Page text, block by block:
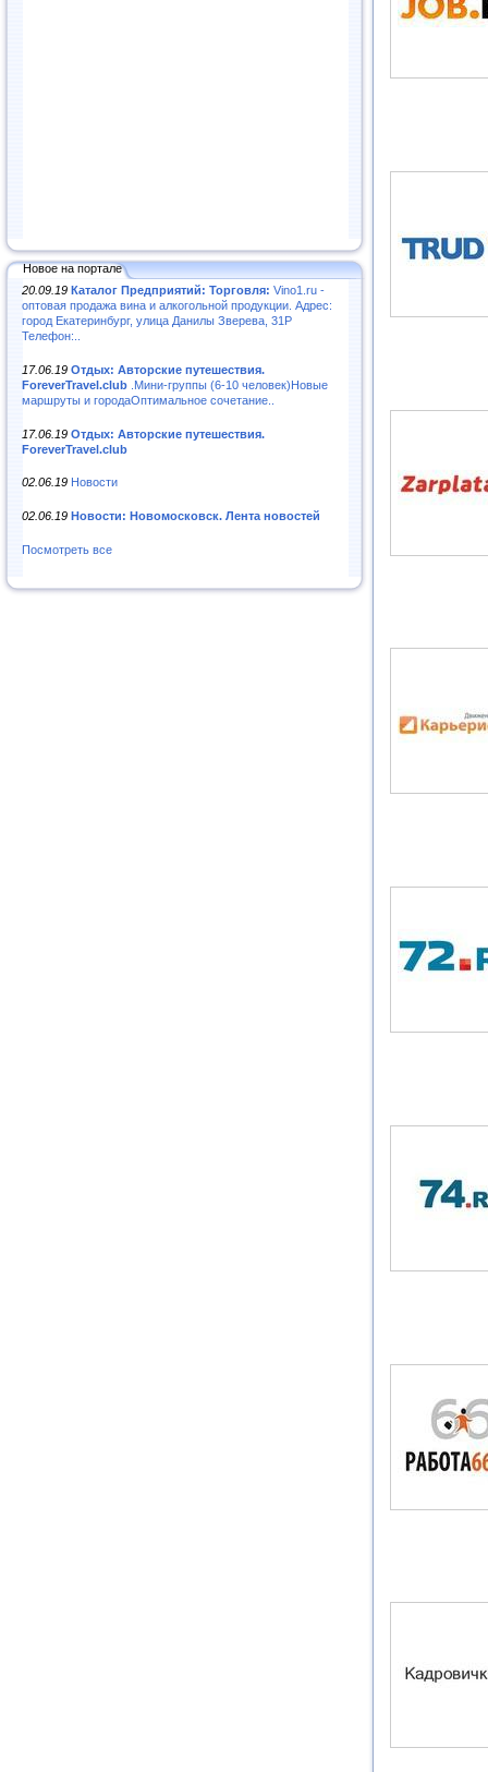
Новое на портале
20.09.19 Каталог Предприятий: Торговля: Vino1.ru -
оптовая продажа вина и алкогольной продукции. Адрес:
город Екатеринбург, улица Данилы Зверева, 31Р
Телефон:..
17.06.19 Отдых: Авторские путешествия.
ForeverTravel.club .Мини-группы (6-10 человек)Новые
маршруты и городаОптимальное сочетание..
17.06.19 Отдых: Авторские путешествия.
ForeverTravel.club
02.06.19 Новости
02.06.19 Новости: Новомосковск. Лента новостей
Посмотреть все